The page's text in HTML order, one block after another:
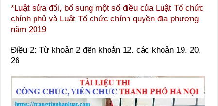
*Luật sửa đổi, bổ sung một số điều của Luật Tổ chức
chính phủ và Luật Tổ chức chính quyền địa phương
năm 2019
Điều 2: Từ khoản 2 đến khoản 12, các khoản 19, 20,
26